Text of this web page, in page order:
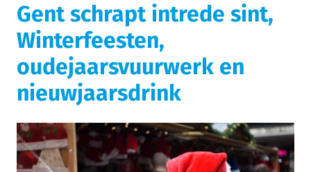
Gent schrapt intrede sint,
Winterfeesten,
oudejaarsvuurwerk en
nieuwjaarsdrink